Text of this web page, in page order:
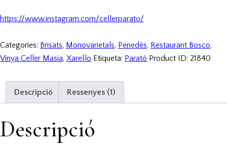
https://www.instagram.com/cellerparato/
Categories: Brisats, Monovarietals, Penedès, Restaurant Bosco,
Vinya Celler Masia, Xarel·lo Etiqueta: Parató Product ID: 21840
Descripció Ressenyes (1)
Descripció